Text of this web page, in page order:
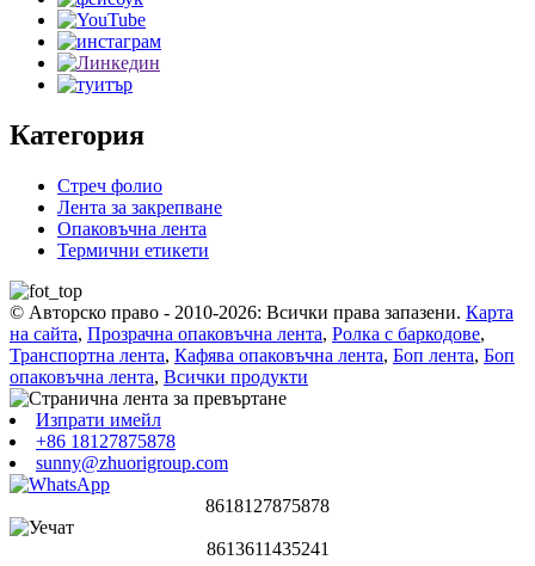
Категория
Стреч фолио
Лента за закрепване
Опаковъчна лента
Термични етикети
© Авторско право - 2010-2026: Всички права запазени. Карта
на сайта, Прозрачна опаковъчна лента, Ролка с баркодове,
Транспортна лента, Кафява опаковъчна лента, Боп лента, Боп
опаковъчна лента, Всички продукти
Изпрати имейл
+86 18127875878
sunny@zhuorigroup.com
8618127875878
8613611435241